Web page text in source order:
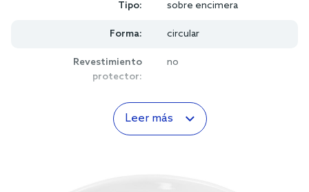
Tipo: sobre encimera
Forma: circular
Revestimiento
protector:
no
Leer más